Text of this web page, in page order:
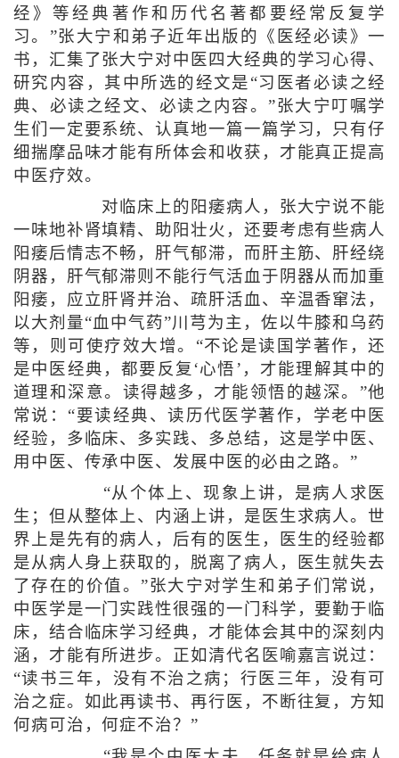
经》等经典著作和历代名著都要经常反复学
习。”张大宁和弟子近年出版的《医经必读》一
书，汇集了张大宁对中医四大经典的学习心得、
研究内容，其中所选的经文是“习医者必读之经
典、必读之经文、必读之内容。”张大宁叮嘱学
生们一定要系统、认真地一篇一篇学习，只有仔
细揣摩品味才能有所体会和收获，才能真正提高
中医疗效。
对临床上的阳痿病人，张大宁说不能
一味地补肾填精、助阳壮火，还要考虑有些病人
阳痿后情志不畅，肝气郁滞，而肝主筋、肝经绕
阴器，肝气郁滞则不能行气活血于阴器从而加重
阳痿，应立肝肾并治、疏肝活血、辛温香窜法，
以大剂量“血中气药”川芎为主，佐以牛膝和乌药
等，则可使疗效大增。“不论是读国学著作，还
是中医经典，都要反复‘心悟’，才能理解其中的
道理和深意。读得越多，才能领悟的越深。”他
常说：“要读经典、读历代医学著作，学老中医
经验，多临床、多实践、多总结，这是学中医、
用中医、传承中医、发展中医的必由之路。”
“从个体上、现象上讲，是病人求医
生；但从整体上、内涵上讲，是医生求病人。世
界上是先有的病人，后有的医生，医生的经验都
是从病人身上获取的，脱离了病人，医生就失去
了存在的价值。”张大宁对学生和弟子们常说，
中医学是一门实践性很强的一门科学，要勤于临
床，结合临床学习经典，才能体会其中的深刻内
涵，才能有所进步。正如清代名医喻嘉言说过：
“读书三年，没有不治之病；行医三年，没有可
治之症。如此再读书、再行医，不断往复，方知
何病可治，何症不治？”